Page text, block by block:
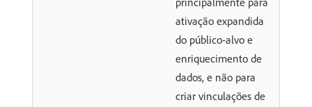
ativação expandida
do público-alvo e
enriquecimento de
dados, e não para
criar vinculações de